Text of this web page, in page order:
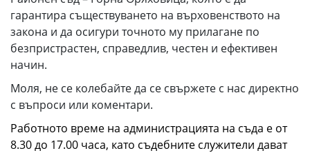
гарантира съществуването на върховенството на
закона и да осигури точното му прилагане по
безпристрастен, справедлив, честен и ефективен
начин.
Моля, не се колебайте да се свържете с нас директно
с въпроси или коментари.
Работното време на администрацията на съда е от
8.30 до 17.00 часа, като съдебните служители дават